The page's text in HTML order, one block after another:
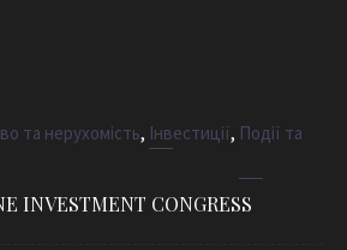
та нерухомість, Інвестиції, Події та
INVESTMENT CONGRESS